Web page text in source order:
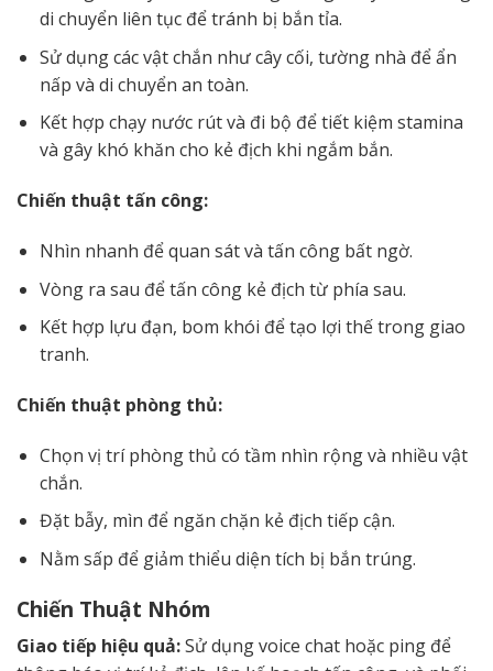
di chuyển liên tục để tránh bị bắn tỉa.
Sử dụng các vật chắn như cây cối, tường nhà để ẩn
nấp và di chuyển an toàn.
Kết hợp chạy nước rút và đi bộ để tiết kiệm stamina
và gây khó khăn cho kẻ địch khi ngắm bắn.
Chiến thuật tấn công:
Nhìn nhanh để quan sát và tấn công bất ngờ.
Vòng ra sau để tấn công kẻ địch từ phía sau.
Kết hợp lựu đạn, bom khói để tạo lợi thế trong giao
tranh.
Chiến thuật phòng thủ:
Chọn vị trí phòng thủ có tầm nhìn rộng và nhiều vật
chắn.
Đặt bẫy, mìn để ngăn chặn kẻ địch tiếp cận.
Nằm sấp để giảm thiểu diện tích bị bắn trúng.
Chiến Thuật Nhóm
Giao tiếp hiệu quả:Sử dụng voice chat hoặc ping để